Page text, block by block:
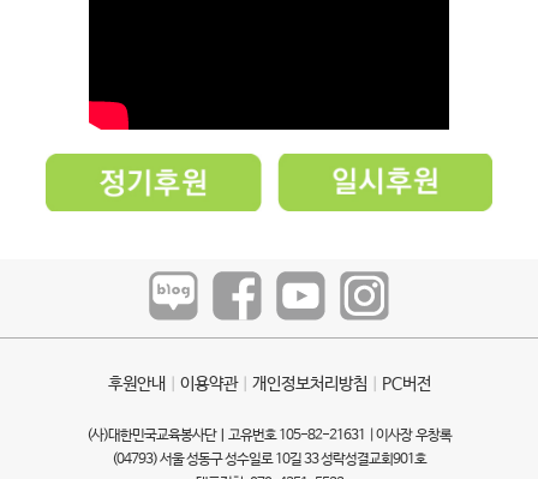
후원안내 이용약관ㅣ 개인정보처리방침 PC버전
(사)대한민국교육봉사단ㅣ고유번호 105-82-21631 | 이사장 우창록
(04793) 서울 성동구 성수일로 10길 33 성락성결교회901호